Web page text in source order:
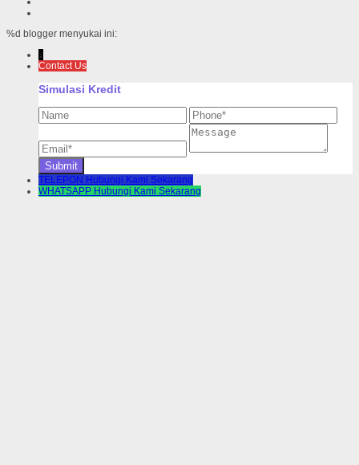
%d blogger menyukai ini:
↓
Contact Us
Simulasi Kredit
TELEPON Hubungi Kami Sekarang
WHATSAPP Hubungi Kami Sekarang